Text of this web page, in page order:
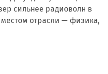
сильнее радиоволн в
местом отрасли — физика,